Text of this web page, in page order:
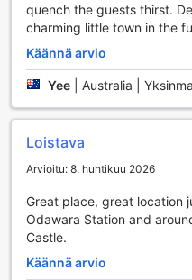
Toyoko Inn Odawara-eki
Pysäköintimahdollisuus
Toyoko Inn Odawara-eki
kätevät ja hyvin varustellut
matkustamisesta
matkustajille, jotka saapuvat
Pysäköintimahdollisuus on
pihalla, mikä takaa helpon
ympäröiville nähtävyyksille.
Vaikka pysäköinti on
pysäköintimaksuja. Tämä
pysäköintitiloista ilman
quench the guests thirst.
charming little town in the
Käännä arvio
Yee Australia |
Loistava
Arvioitu: 8. huhtikuu 2026
Great place, great location
Odawara Station and
Castle.
Käännä arvio